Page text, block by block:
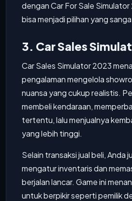
dengan Car For Sale Simulator
bisa menjadi pilihan yang
3. Car Sales
Car Sales Simulator 2023
pengalaman mengelola
nuansa yang cukup realistis.
membeli kendaraan,
tertentu, lalu menjualnya
yang lebih tinggi.
Selain transaksi jual beli, Anda
mengatur inventaris dan
berjalan lancar. Game ini
untuk berpikir seperti pemilik